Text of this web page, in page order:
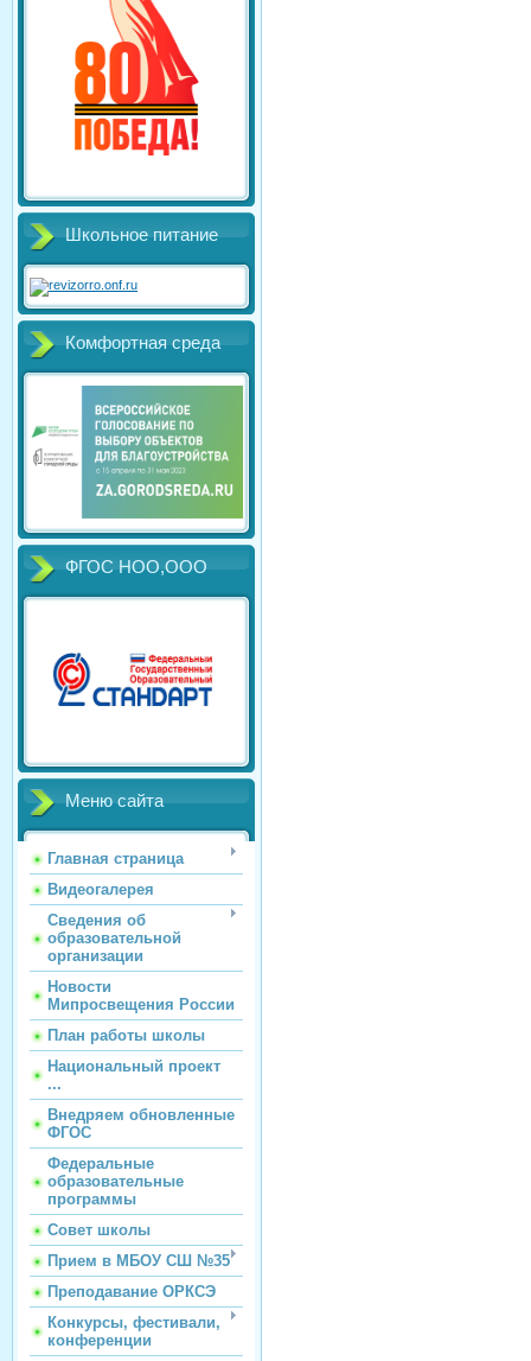
Школьное питание
Комфортная среда
ФГОС НОО,ООО
Меню сайта
Главная страница
Видеогалерея
Сведения об
образовательной
организации
Новости
Мипросвещения России
План работы школы
Национальный проект
...
Внедряем обновленные
ФГОС
Федеральные
образовательные
программы
Совет школы
Прием в МБОУ СШ №35
Преподавание ОРКСЭ
Конкурсы, фестивали,
конференции